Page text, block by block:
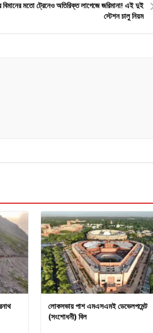
বিমানের মতো ট্রেনেও অতিরিক্ত লাগেজে জরিমানা! এই দুই
স্টেশন চালু নিয়ম
লোকসভায় পাশ এমএসএমই ডেভেলপমেন্ট
(সংশোধনী) বিল